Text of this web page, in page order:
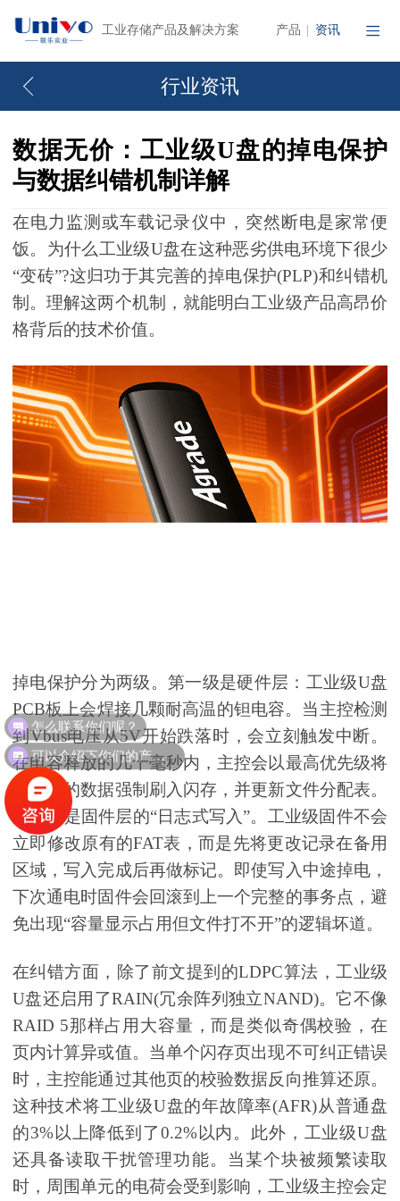
工业存储产品及解决方案 产品 资讯
行业资讯
数据无价：工业级U盘的掉电保护
与数据纠错机制详解
在电力监测或车载记录仪中，突然断电是家常便
饭。为什么工业级U盘在这种恶劣供电环境下很少
“变砖”?这归功于其完善的掉电保护(PLP)和纠错机
制。理解这两个机制，就能明白工业级产品高昂价
格背后的技术价值。
掉电保护分为两级。第一级是硬件层：工业级U盘
PCB板上会焊接几颗耐高温的钽电容。当主控检测
到Vbus电压从5V开始跌落时，会立刻触发中断。
在电容释放的几十毫秒内，主控会以最高优先级将
缓存中的数据强制刷入闪存，并更新文件分配表。
第二级是固件层的“日志式写入”。工业级固件不会
立即修改原有的FAT表，而是先将更改记录在备用
区域，写入完成后再做标记。即使写入中途掉电，
下次通电时固件会回滚到上一个完整的事务点，避
免出现“容量显示占用但文件打不开”的逻辑坏道。
在纠错方面，除了前文提到的LDPC算法，工业级
U盘还启用了RAIN(冗余阵列独立NAND)。它不像
RAID 5那样占用大容量，而是类似奇偶校验，在
页内计算异或值。当单个闪存页出现不可纠正错误
时，主控能通过其他页的校验数据反向推算还原。
这种技术将工业级U盘的年故障率(AFR)从普通盘
的3%以上降低到了0.2%以内。此外，工业级U盘
还具备读取干扰管理功能。当某个块被频繁读取
时，周围单元的电荷会受到影响，工业级主控会定
可以介绍下你们的产品么？
怎么联系你们呢？